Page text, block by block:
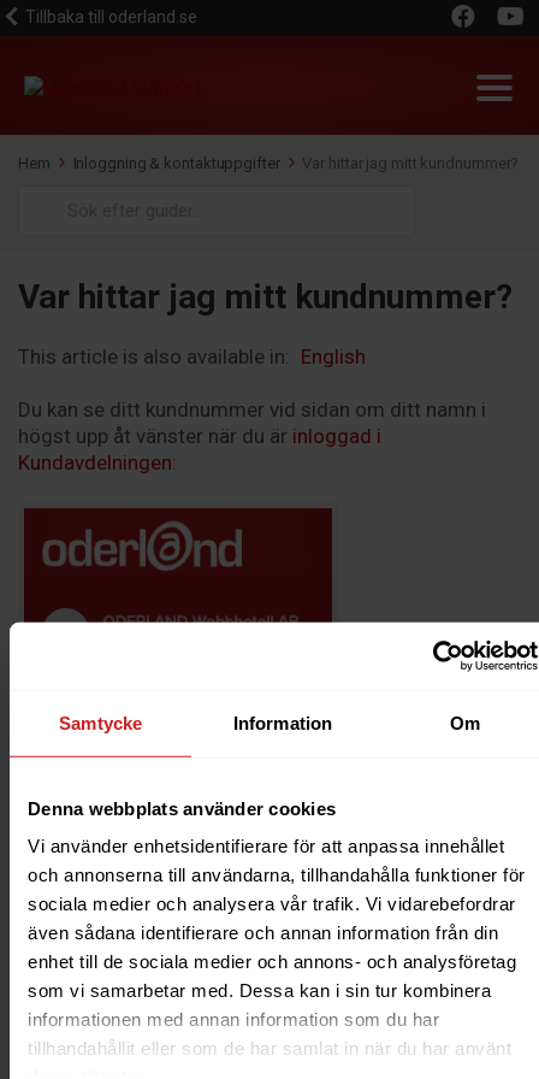
Samtycke Information Om
Denna webbplats använder cookies
Vi använder enhetsidentifierare för att anpassa innehållet
och annonserna till användarna, tillhandahålla funktioner för
sociala medier och analysera vår trafik. Vi vidarebefordrar
även sådana identifierare och annan information från din
enhet till de sociala medier och annons- och analysföretag
som vi samarbetar med. Dessa kan i sin tur kombinera
informationen med annan information som du har
tillhandahållit eller som de har samlat in när du har använt
Tillbaka till oderland.se
Hem Inloggning & kontaktuppgifter Var hittar jag mitt kundnummer?
Var hittar jag mitt kundnummer?
This article is also available in: English
Du kan se ditt kundnummer vid sidan om ditt namn i
högst upp åt vänster när du är inloggad i
Kundavdelningen:
Om du loggat in på Kundavdelningen via mobilen